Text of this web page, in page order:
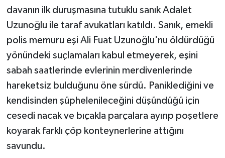
davanın ilk duruşmasına tutuklu sanık Adalet
Uzunoğlu ile taraf avukatları katıldı. Sanık, emekli
polis memuru eşi Ali Fuat Uzunoğlu'nu öldürdüğü
yönündeki suçlamaları kabul etmeyerek, eşini
sabah saatlerinde evlerinin merdivenlerinde
hareketsiz bulduğunu öne sürdü. Paniklediğini ve
kendisinden şüphelenileceğini düşündüğü için
cesedi nacak ve bıçakla parçalara ayırıp poşetlere
koyarak farklı çöp konteynerlerine attığını
savundu.